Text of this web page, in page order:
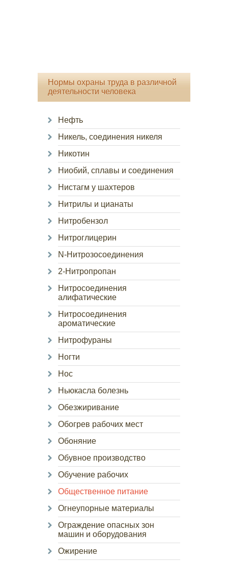
Нормы охраны труда в различной
деятельности человека
Нефть
Никель, соединения никеля
Никотин
Ниобий, сплавы и соединения
Нистагм у шахтеров
Нитрилы и цианаты
Нитробензол
Нитроглицерин
N-Нитрозосоединения
2-Нитропропан
Нитросоединения
алифатические
Нитросоединения
ароматические
Нитрофураны
Ногти
Нос
Ньюкасла болезнь
Обезжиривание
Обогрев рабочих мест
Обоняние
Обувное производство
Обучение рабочих
Общественное питание
Огнеупорные материалы
Ограждение опасных зон
машин и оборудования
Ожирение